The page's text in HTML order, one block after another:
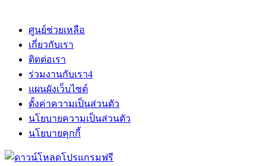
ศูนย์ช่วยเหลือ
เกี่ยวกับเรา
ติดต่อเรา
ร่วมงานกับเรา4
แผนผังเว็บไซต์
ตั้งค่าความเป็นส่วนตัว
นโยบายความเป็นส่วนตัว
นโยบายคุกกี้